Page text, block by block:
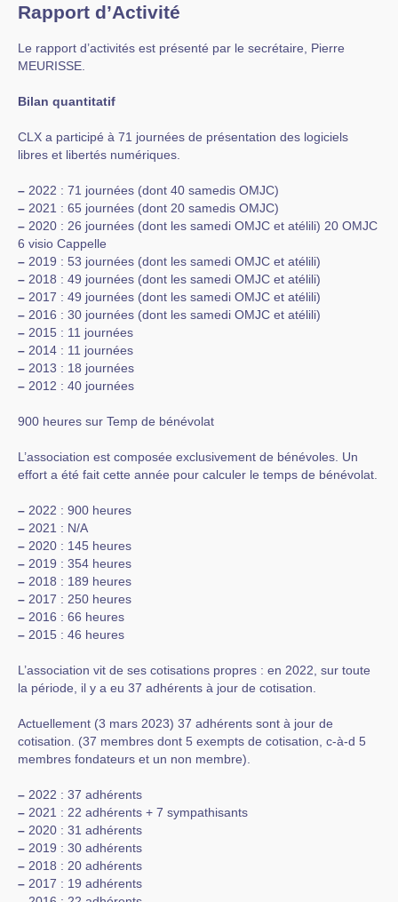
Rapport d’Activité
Le rapport d’activités est présenté par le secrétaire, Pierre
MEURISSE.
Bilan quantitatif
CLX a participé à 71 journées de présentation des logiciels
libres et libertés numériques.
– 2022 : 71 journées (dont 40 samedis OMJC)
– 2021 : 65 journées (dont 20 samedis OMJC)
– 2020 : 26 journées (dont les samedi OMJC et atélili) 20 OMJC
6 visio Cappelle
– 2019 : 53 journées (dont les samedi OMJC et atélili)
– 2018 : 49 journées (dont les samedi OMJC et atélili)
– 2017 : 49 journées (dont les samedi OMJC et atélili)
– 2016 : 30 journées (dont les samedi OMJC et atélili)
– 2015 : 11 journées
– 2014 : 11 journées
– 2013 : 18 journées
– 2012 : 40 journées
900 heures sur Temp de bénévolat
L’association est composée exclusivement de bénévoles. Un
effort a été fait cette année pour calculer le temps de bénévolat.
– 2022 : 900 heures
– 2021 : N/A
– 2020 : 145 heures
– 2019 : 354 heures
– 2018 : 189 heures
– 2017 : 250 heures
– 2016 : 66 heures
– 2015 : 46 heures
L’association vit de ses cotisations propres : en 2022, sur toute
la période, il y a eu 37 adhérents à jour de cotisation.
Actuellement (3 mars 2023) 37 adhérents sont à jour de
cotisation. (37 membres dont 5 exempts de cotisation, c-à-d 5
membres fondateurs et un non membre).
– 2022 : 37 adhérents
– 2021 : 22 adhérents + 7 sympathisants
– 2020 : 31 adhérents
– 2019 : 30 adhérents
– 2018 : 20 adhérents
– 2017 : 19 adhérents